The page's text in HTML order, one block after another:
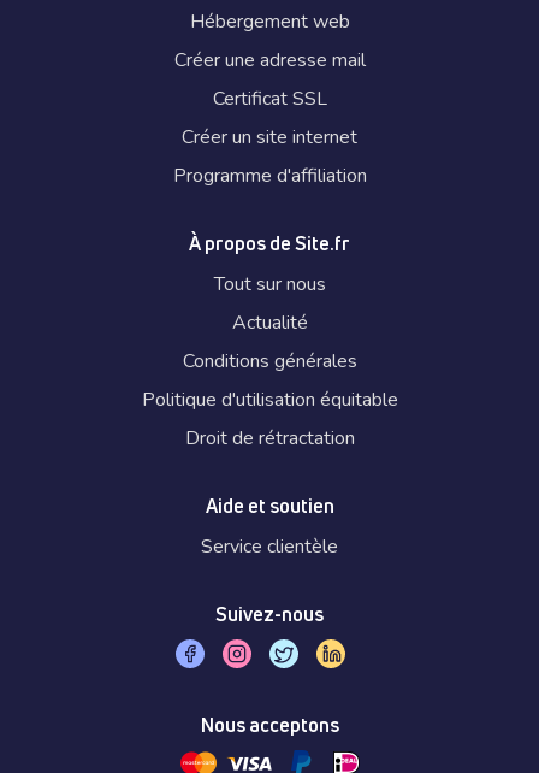
Hébergement web
Créer une adresse mail
Certificat SSL
Créer un site internet
Programme d'affiliation
À propos de Site.fr
Tout sur nous
Actualité
Conditions générales
Politique d'utilisation équitable
Droit de rétractation
Aide et soutien
Service clientèle
Suivez-nous
Nous acceptons